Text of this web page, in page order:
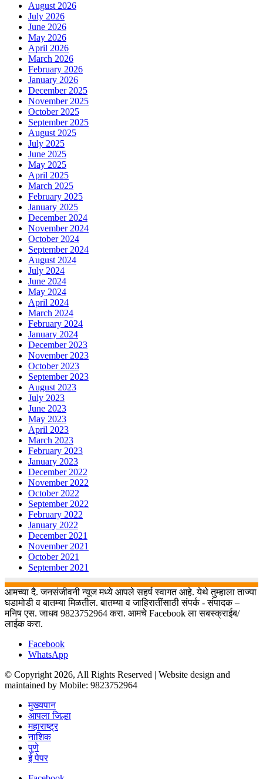
August 2026
July 2026
June 2026
May 2026
April 2026
March 2026
February 2026
January 2026
December 2025
November 2025
October 2025
September 2025
August 2025
July 2025
June 2025
May 2025
April 2025
March 2025
February 2025
January 2025
December 2024
November 2024
October 2024
September 2024
August 2024
July 2024
June 2024
May 2024
April 2024
March 2024
February 2024
January 2024
December 2023
November 2023
October 2023
September 2023
August 2023
July 2023
June 2023
May 2023
April 2023
March 2023
February 2023
January 2023
December 2022
November 2022
October 2022
September 2022
February 2022
January 2022
December 2021
November 2021
October 2021
September 2021
आमच्या दै. जनसंजीवनी न्यूज मध्ये आपले सहर्ष स्वागत आहे. येथे तुम्हाला ताज्या
घडामोडी व बातम्या मिळतील. बातम्या व जाहिरातींसाठी संपर्क - संपादक –
मनिष एस. जाधव 9823752964 करा. आमचे Facebook ला सबस्क्राईब/
लाईक करा.
Facebook
WhatsApp
© Copyright 2026, All Rights Reserved | Website design and
maintained by Mobile: 9823752964
मुख्यपान
आपला जिल्हा
महाराष्ट्र
नाशिक
पुणे
ई पेपर